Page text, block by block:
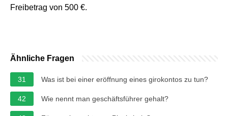
Freibetrag von 500 €.
Ähnliche Fragen
31 Was ist bei einer eröffnung eines girokontos zu tun?
42 Wie nennt man geschäftsführer gehalt?